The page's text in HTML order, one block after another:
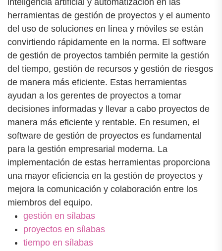
herramientas de gestión de proyectos y el aumento
del uso de soluciones en línea y móviles se están
convirtiendo rápidamente en la norma. El software
de gestión de proyectos también permite la gestión
del tiempo, gestión de recursos y gestión de riesgos
de manera más eficiente. Estas herramientas
ayudan a los gerentes de proyectos a tomar
decisiones informadas y llevar a cabo proyectos de
manera más eficiente y rentable. En resumen, el
software de gestión de proyectos es fundamental
para la gestión empresarial moderna. La
implementación de estas herramientas proporciona
una mayor eficiencia en la gestión de proyectos y
mejora la comunicación y colaboración entre los
miembros del equipo.
gestión en sílabas
proyectos en sílabas
tiempo en sílabas